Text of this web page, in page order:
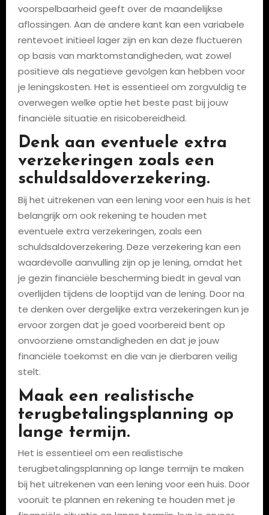
voorspelbaarheid geeft over de maandelijkse
aflossingen. Aan de andere kant kan een variabele
rentevoet initieel lager zijn en kan deze fluctueren
op basis van marktomstandigheden, wat zowel
positieve als negatieve gevolgen kan hebben voor
je leningskosten. Het is essentieel om zorgvuldig te
overwegen welke optie het beste past bij jouw
financiële situatie en risicobereidheid.
Denk aan eventuele extra
verzekeringen zoals een
schuldsaldoverzekering.
Bij het uitrekenen van een lening voor een huis is het
belangrijk om ook rekening te houden met
eventuele extra verzekeringen, zoals een
schuldsaldoverzekering. Deze verzekering kan een
waardevolle aanvulling zijn op je lening, omdat het
je gezin financiële bescherming biedt in geval van
overlijden tijdens de looptijd van de lening. Door na
te denken over dergelijke extra verzekeringen kun je
ervoor zorgen dat je goed voorbereid bent op
onvoorziene omstandigheden en dat je jouw
financiële toekomst en die van je dierbaren veilig
stelt.
Maak een realistische
terugbetalingsplanning op
lange termijn.
Het is essentieel om een realistische
terugbetalingsplanning op lange termijn te maken
bij het uitrekenen van een lening voor een huis. Door
vooruit te plannen en rekening te houden met je